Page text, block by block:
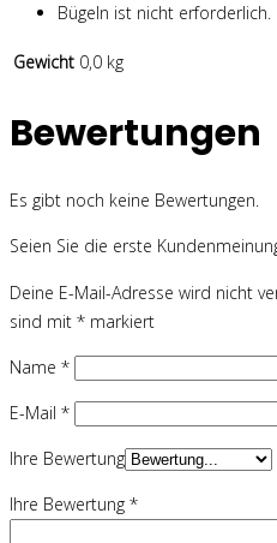
Bügeln ist nicht erforderlich.
Gewicht 0,0 kg
Bewertungen
Es gibt noch keine Bewertungen.
Seien Sie die erste
Deine E-Mail-Adresse wird nicht
sind mit * markiert
Name *
E-Mail *
Ihre Bewertung
Ihre Bewertung *